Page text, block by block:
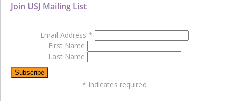
Join USJ Mailing List
Email Address *
First Name
Last Name
* indicates required